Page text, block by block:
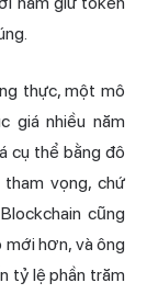
thực, một mô
giá nhiều năm
cụ thể bằng đô
vọng, chứ
cũng
mới hơn, và ông
tỷ lệ phần trăm